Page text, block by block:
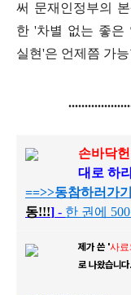
써 문재인정부의
한 '차별 없는 좋은
실현'은 언제쯤 가
손바닥
대로 하
==>>동참하러가기
동!!!] - 한 권에
제가 쓴 '사료
로 나왔습니다.